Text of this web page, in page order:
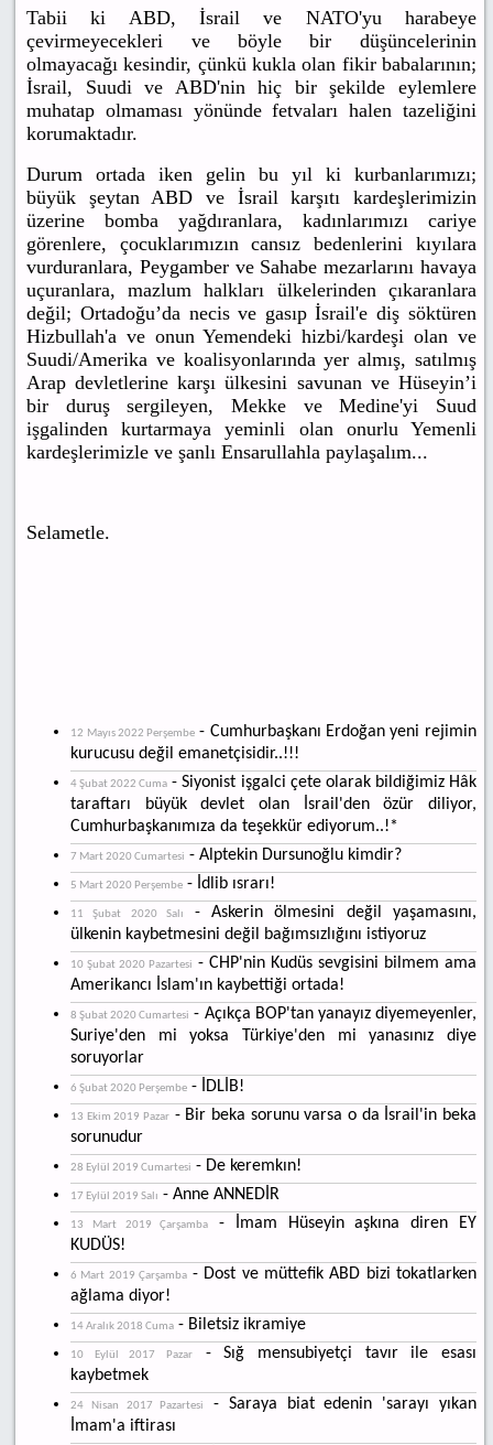
Tabii ki ABD, İsrail ve NATO'yu harabeye
çevirmeyecekleri ve böyle bir düşüncelerinin
olmayacağı kesindir, çünkü kukla olan fikir babalarının;
İsrail, Suudi ve ABD'nin hiç bir şekilde eylemlere
muhatap olmaması yönünde fetvaları halen tazeliğini
korumaktadır.
Durum ortada iken gelin bu yıl ki kurbanlarımızı;
büyük şeytan ABD ve İsrail karşıtı kardeşlerimizin
üzerine bomba yağdıranlara, kadınlarımızı cariye
görenlere, çocuklarımızın cansız bedenlerini kıyılara
vurduranlara, Peygamber ve Sahabe mezarlarını havaya
uçuranlara, mazlum halkları ülkelerinden çıkaranlara
değil; Ortadoğu’da necis ve gasıp İsrail'e diş söktüren
Hizbullah'a ve onun Yemendeki hizbi/kardeşi olan ve
Suudi/Amerika ve koalisyonlarında yer almış, satılmış
Arap devletlerine karşı ülkesini savunan ve Hüseyin’i
bir duruş sergileyen, Mekke ve Medine'yi Suud
işgalinden kurtarmaya yeminli olan onurlu Yemenli
kardeşlerimizle ve şanlı Ensarullahla paylaşalım...
Selametle.
12 Mayıs 2022 Perşembe - Cumhurbaşkanı Erdoğan yeni rejimin
kurucusu değil emanetçisidir..!!!
4 Şubat 2022 Cuma - Siyonist işgalci çete olarak bildiğimiz Hâk
taraftarı büyük devlet olan İsrail'den özür diliyor,
Cumhurbaşkanımıza da teşekkür ediyorum..!*
7 Mart 2020 Cumartesi - Alptekin Dursunoğlu kimdir?
5 Mart 2020 Perşembe - İdlib ısrarı!
11 Şubat 2020 Salı
- Askerin ölmesini değil yaşamasını,
ülkenin kaybetmesini değil bağımsızlığını istiyoruz
10 Şubat 2020 Pazartesi - CHP'nin Kudüs sevgisini bilmem ama
Amerikancı İslam'ın kaybettiği ortada!
8 Şubat 2020 Cumartesi - Açıkça BOP'tan yanayız diyemeyenler,
Suriye'den mi yoksa Türkiye'den mi yanasınız diye
soruyorlar
6 Şubat 2020 Perşembe - İDLİB!
13 Ekim 2019 Pazar - Bir beka sorunu varsa o da İsrail'in beka
sorunudur
28 Eylül 2019 Cumartesi - De keremkın!
17 Eylül 2019 Salı - Anne ANNEDİR
13 Mart 2019 Çarşamba
- İmam Hüseyin aşkına diren EY
KUDÜS!
6 Mart 2019 Çarşamba- Dost ve müttefik ABD bizi tokatlarken
ağlama diyor!
14 Aralık 2018 Cuma - Biletsiz ikramiye
10 Eylül 2017 Pazar
- Sığ mensubiyetçi tavır ile esası
kaybetmek
24 Nisan 2017 Pazartesi
- Saraya biat edenin 'sarayı yıkan
İmam'a iftirası